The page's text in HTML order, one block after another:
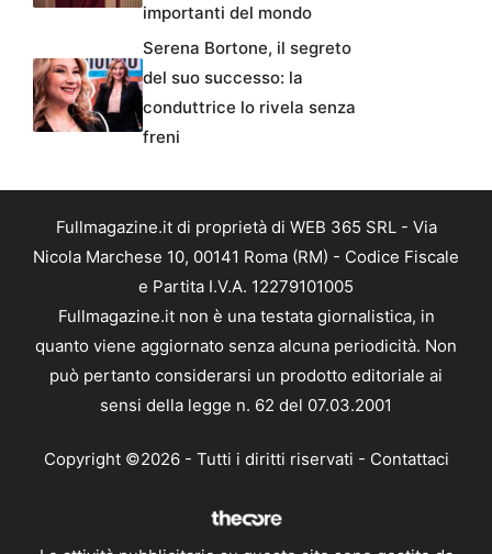
importanti del mondo
Serena Bortone, il segreto
del suo successo: la
conduttrice lo rivela senza
freni
Fullmagazine.it di proprietà di WEB 365 SRL - Via
Nicola Marchese 10, 00141 Roma (RM) - Codice Fiscale
e Partita I.V.A. 12279101005
Fullmagazine.it non è una testata giornalistica, in
quanto viene aggiornato senza alcuna periodicità. Non
può pertanto considerarsi un prodotto editoriale ai
sensi della legge n. 62 del 07.03.2001
Copyright ©2026 - Tutti i diritti riservati - Contattaci